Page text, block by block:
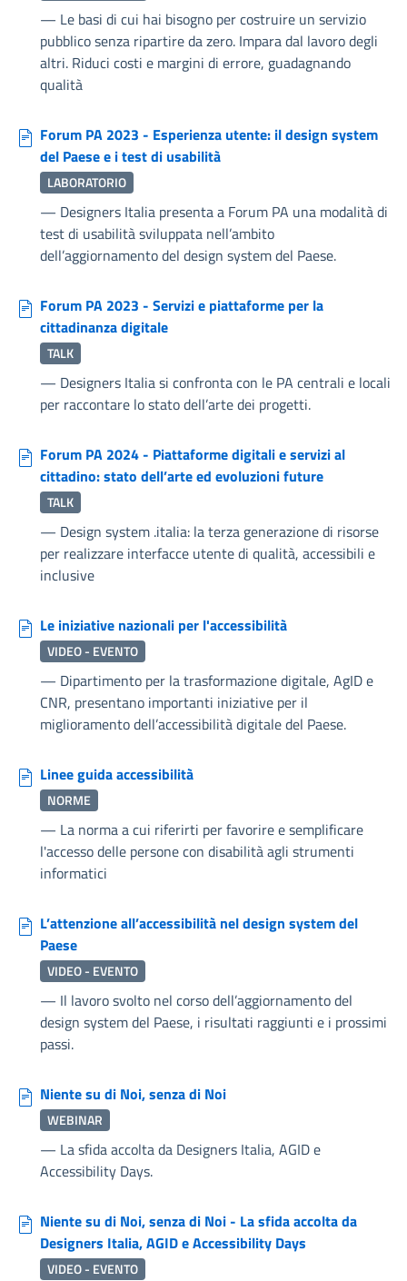
— Le basi di cui hai bisogno per costruire un servizio
pubblico senza ripartire da zero. Impara dal lavoro degli
altri. Riduci costi e margini di errore, guadagnando
qualità
Forum PA 2023 - Esperienza utente: il design system
del Paese e i test di usabilità
LABORATORIO
— Designers Italia presenta a Forum PA una modalità di
test di usabilità sviluppata nell’ambito
dell’aggiornamento del design system del Paese.
Forum PA 2023 - Servizi e piattaforme per la
cittadinanza digitale
TALK
— Designers Italia si confronta con le PA centrali e locali
per raccontare lo stato dell’arte dei progetti.
Forum PA 2024 - Piattaforme digitali e servizi al
cittadino: stato dell’arte ed evoluzioni future
TALK
— Design system .italia: la terza generazione di risorse
per realizzare interfacce utente di qualità, accessibili e
inclusive
Le iniziative nazionali per l'accessibilità
VIDEO - EVENTO
— Dipartimento per la trasformazione digitale, AgID e
CNR, presentano importanti iniziative per il
miglioramento dell’accessibilità digitale del Paese.
Linee guida accessibilità
NORME
— La norma a cui riferirti per favorire e semplificare
l'accesso delle persone con disabilità agli strumenti
informatici
L’attenzione all’accessibilità nel design system del
Paese
VIDEO - EVENTO
— Il lavoro svolto nel corso dell’aggiornamento del
design system del Paese, i risultati raggiunti e i prossimi
passi.
Niente su di Noi, senza di Noi
WEBINAR
— La sfida accolta da Designers Italia, AGID e
Accessibility Days.
Niente su di Noi, senza di Noi - La sfida accolta da
Designers Italia, AGID e Accessibility Days
VIDEO - EVENTO